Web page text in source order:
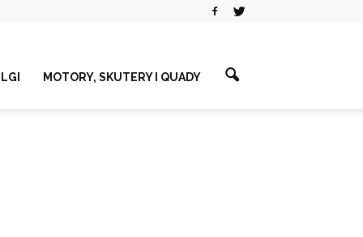
MOTORY, SKUTERY I QUADY